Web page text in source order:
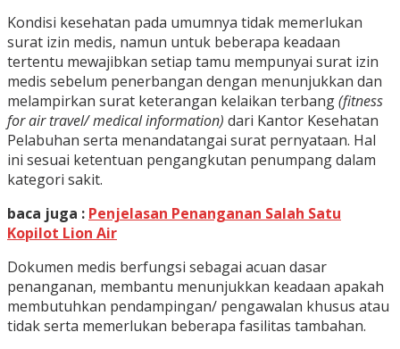
Kondisi kesehatan pada umumnya tidak memerlukan
surat izin medis, namun untuk beberapa keadaan
tertentu mewajibkan setiap tamu mempunyai surat izin
medis sebelum penerbangan dengan menunjukkan dan
melampirkan surat keterangan kelaikan terbang(fitness
for air travel/ medical information) dari Kantor Kesehatan
Pelabuhan serta menandatangai surat pernyataan. Hal
ini sesuai ketentuan pengangkutan penumpang dalam
kategori sakit.
baca juga : Penjelasan Penanganan Salah Satu
Kopilot Lion Air
Dokumen medis berfungsi sebagai acuan dasar
penanganan, membantu menunjukkan keadaan apakah
membutuhkan pendampingan/ pengawalan khusus atau
tidak serta memerlukan beberapa fasilitas tambahan.